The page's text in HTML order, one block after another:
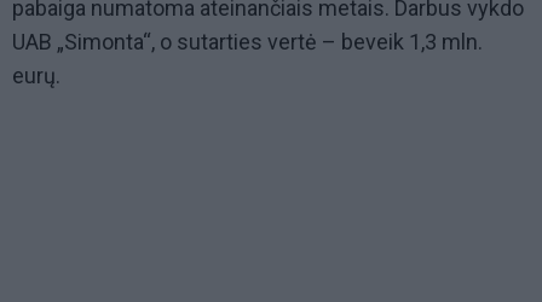
pabaiga numatoma ateinančiais metais. Darbus vykdo
UAB „Simonta“, o sutarties vertė – beveik 1,3 mln.
eurų.